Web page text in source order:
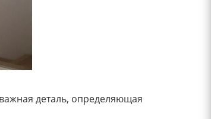
деталь, определяющая